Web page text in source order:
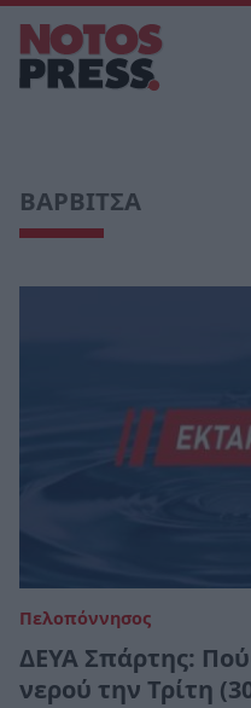
ΒΑΡΒΙΤΣΑ
Πελοπόννησος
ΔΕΥΑ Σπάρτης: Πού
νερού την Τρίτη